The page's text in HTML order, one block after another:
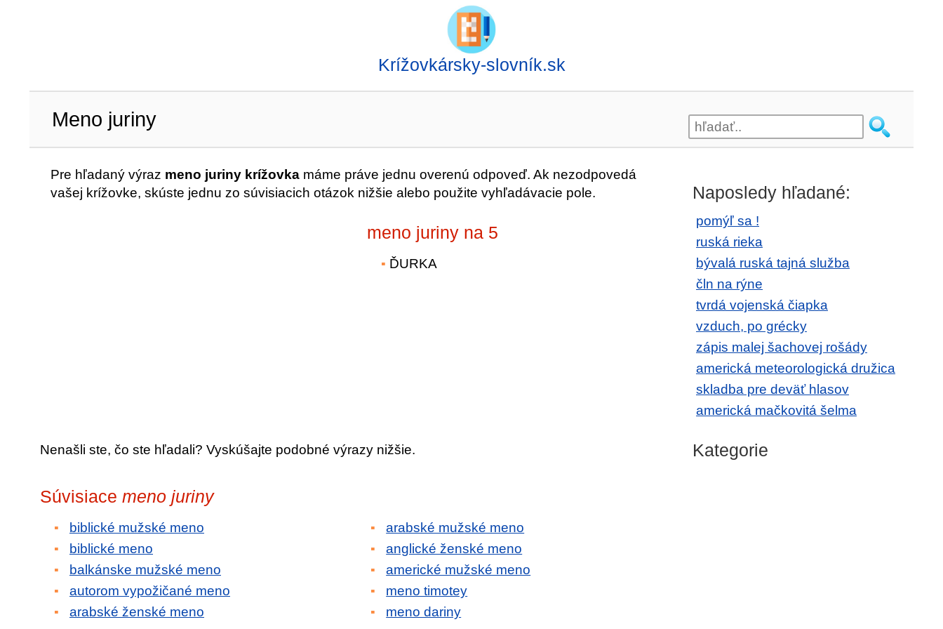
Krížovkársky-slovník.sk
Meno juriny
Pre hľadaný výraz meno juriny krížovka máme práve jednu overenú odpoveď. Ak nezodpovedá
vašej krížovke, skúste jednu zo súvisiacich otázok nižšie alebo použite vyhľadávacie pole.
meno juriny na 5
ĎURKA
Nenašli ste, čo ste hľadali? Vyskúšajte podobné výrazy nižšie.
Súvisiace meno juriny
biblické mužské meno
biblické meno
balkánske mužské meno
autorom vypožičané meno
arabské ženské meno
arabské mužské meno
anglické ženské meno
americké mužské meno
meno timotey
meno dariny
Naposledy hľadané:
pomýľ sa !
ruská rieka
bývalá ruská tajná služba
čln na rýne
tvrdá vojenská čiapka
vzduch, po grécky
zápis malej šachovej rošády
americká meteorologická družica
skladba pre deväť hlasov
americká mačkovitá šelma
Kategorie